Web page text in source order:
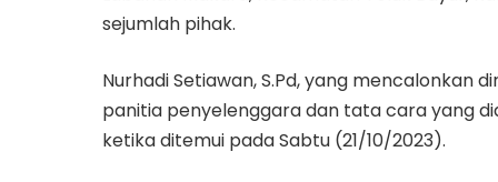
sejumlah pihak.
Nurhadi Setiawan, S.Pd, yang mencalonkan
panitia penyelenggara dan tata cara yang
ketika ditemui pada Sabtu (21/10/2023).